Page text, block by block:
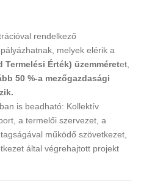
rendelkező
melyek elérik a
Termelési Érték) üzemméretet,
50 %-a mezőgazdasági
is beadható: Kollektív
a termelői szervezet, a
működő szövetkezet,
által végrehajtott projekt